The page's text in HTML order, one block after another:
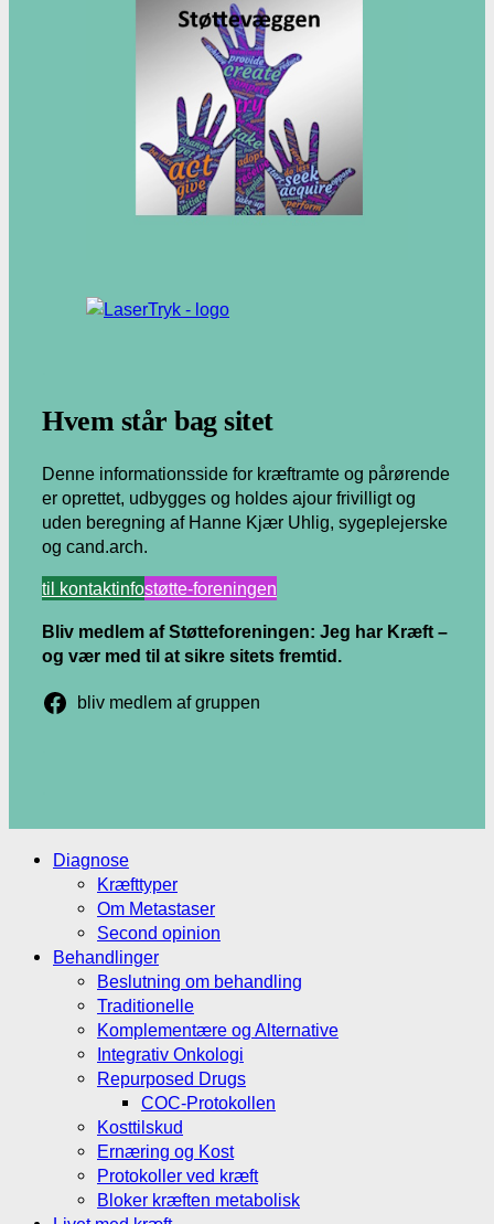
Hvem står bag sitet
Denne informationsside for kræftramte og pårørende
er oprettet, udbygges og holdes ajour frivilligt og
uden beregning af Hanne Kjær Uhlig, sygeplejerske
og cand.arch.
til kontaktinfostøtte-foreningen
Bliv medlem af Støtteforeningen: Jeg har Kræft –
og vær med til at sikre sitets fremtid.
bliv medlem af gruppen
Diagnose
Kræfttyper
Om Metastaser
Second opinion
Behandlinger
Beslutning om behandling
Traditionelle
Komplementære og Alternative
Integrativ Onkologi
Repurposed Drugs
COC-Protokollen
Kosttilskud
Ernæring og Kost
Protokoller ved kræft
Bloker kræften metabolisk